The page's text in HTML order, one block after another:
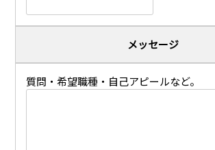
メッセージ
質問・希望職種・自己アピールなど。